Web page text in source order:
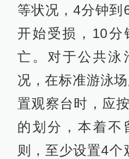
等状况，4分钟到
开始受损，10分
亡。对于公共泳
况，在标准游泳
置观察台时，应
的划分，本着不
则，至少设置4个